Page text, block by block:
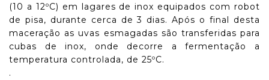
(10 a 12ºC) em lagares de inox equipados com robot
de pisa, durante cerca de 3 dias. Após o final desta
maceração as uvas esmagadas são transferidas para
cubas de inox, onde decorre a fermentação a
temperatura controlada, de 25ºC.
.